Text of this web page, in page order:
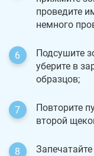
проведите
немного
Подсушите
уберите в
образцов;
Повторите
второй